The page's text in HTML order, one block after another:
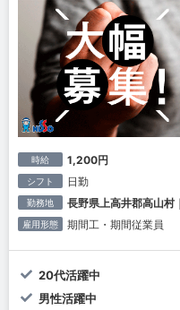
時給 1,200円
シフト 日勤
勤務地 長野県上高井郡高山村
雇用形態 期間工・期間従業員
20代活躍中
男性活躍中